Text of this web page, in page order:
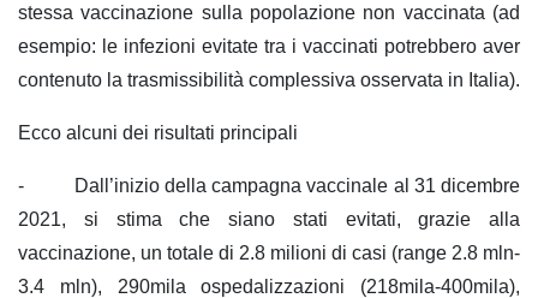
stessa vaccinazione sulla popolazione non vaccinata (ad
esempio: le infezioni evitate tra i vaccinati potrebbero aver
contenuto la trasmissibilità complessiva osservata in Italia).
Ecco alcuni dei risultati principali
-
Dall’inizio della campagna vaccinale al 31 dicembre
2021, si stima che siano stati evitati, grazie alla
vaccinazione, un totale di 2.8 milioni di casi (range 2.8 mln-
3.4 mln), 290mila ospedalizzazioni (218mila-400mila),